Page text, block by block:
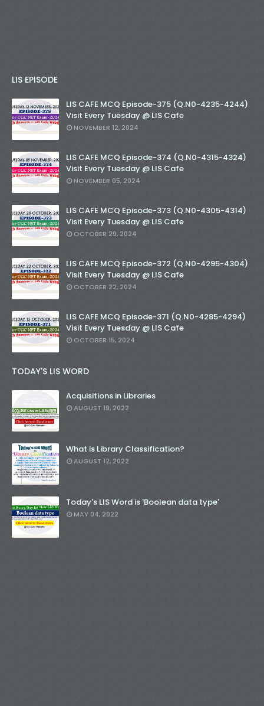
LIS EPISODE
LIS CAFE MCQ Episode-375 (Q.N0-4235-4244)
Visit Every Tuesday @ LIS Cafe
NOVEMBER 12, 2024
LIS CAFE MCQ Episode-374 (Q.N0-4315-4324)
Visit Every Tuesday @ LIS Cafe
NOVEMBER 05, 2024
LIS CAFE MCQ Episode-373 (Q.N0-4305-4314)
Visit Every Tuesday @ LIS Cafe
OCTOBER 29, 2024
LIS CAFE MCQ Episode-372 (Q.N0-4295-4304)
Visit Every Tuesday @ LIS Cafe
OCTOBER 22, 2024
LIS CAFE MCQ Episode-371 (Q.N0-4285-4294)
Visit Every Tuesday @ LIS Cafe
OCTOBER 15, 2024
TODAY'S LIS WORD
Acquisitions in Libraries
AUGUST 19, 2022
What is Library Classification?
AUGUST 12, 2022
Today's LIS Word is 'Boolean data type'
MAY 04, 2022